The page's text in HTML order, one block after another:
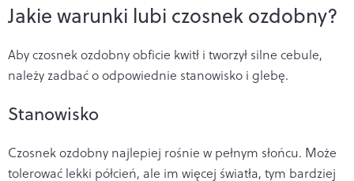
Jakie warunki lubi czosnek ozdobny?
Aby czosnek ozdobny obficie kwitł i tworzył silne cebule,
należy zadbać o odpowiednie stanowisko i glebę.
Stanowisko
Czosnek ozdobny najlepiej rośnie w pełnym słońcu. Może
tolerować lekki półcień, ale im więcej światła, tym bardziej